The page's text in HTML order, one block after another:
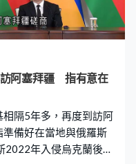
訪阿塞拜疆 指有意在
相隔5年多，再度到訪阿
備好在當地與俄羅斯
2022年入侵烏克蘭後，